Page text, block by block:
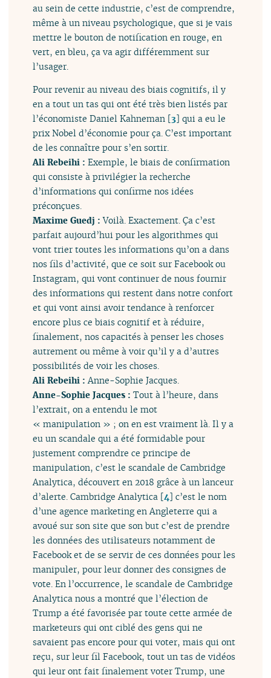
au sein de cette industrie, c’est de comprendre,
même à un niveau psychologique, que si je vais
mettre le bouton de notification en rouge, en
vert, en bleu, ça va agir différemment sur
l’usager.
Pour revenir au niveau des biais cognitifs, il y
en a tout un tas qui ont été très bien listés par
l’économiste Daniel Kahneman [3] qui a eu le
prix Nobel d’économie pour ça. C’est important
de les connaître pour s’en sortir.
Ali Rebeihi :Exemple, le biais de confirmation
qui consiste à privilégier la recherche
d’informations qui confirme nos idées
préconçues.
Maxime Guedj :Voilà. Exactement. Ça c’est
parfait aujourd’hui pour les algorithmes qui
vont trier toutes les informations qu’on a dans
nos fils d’activité, que ce soit sur Facebook ou
Instagram, qui vont continuer de nous fournir
des informations qui restent dans notre confort
et qui vont ainsi avoir tendance à renforcer
encore plus ce biais cognitif et à réduire,
finalement, nos capacités à penser les choses
autrement ou même à voir qu’il y a d’autres
possibilités de voir les choses.
Ali Rebeihi :Anne-Sophie Jacques.
Anne-Sophie Jacques :Tout à l’heure, dans
l’extrait, on a entendu le mot
« manipulation » ; on en est vraiment là. Il y a
eu un scandale qui a été formidable pour
justement comprendre ce principe de
manipulation, c’est le scandale de Cambridge
Analytica, découvert en 2018 grâce à un lanceur
d’alerte. Cambridge Analytica [4] c’est le nom
d’une agence marketing en Angleterre qui a
avoué sur son site que son but c’est de prendre
les données des utilisateurs notamment de
Facebook et de se servir de ces données pour les
manipuler, pour leur donner des consignes de
vote. En l’occurrence, le scandale de Cambridge
Analytica nous a montré que l’élection de
Trump a été favorisée par toute cette armée de
marketeurs qui ont ciblé des gens qui ne
savaient pas encore pour qui voter, mais qui ont
reçu, sur leur fil Facebook, tout un tas de vidéos
qui leur ont fait finalement voter Trump, une